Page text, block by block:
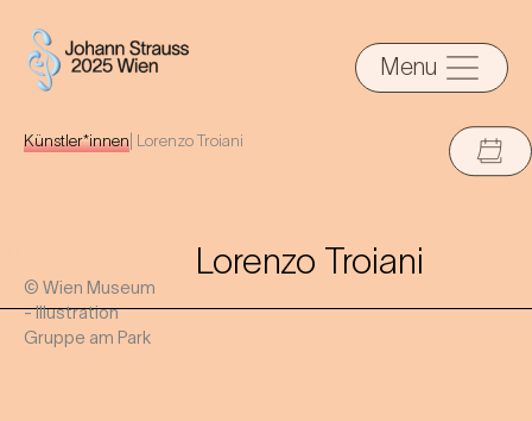
Menu
Künstler*innen Lorenzo Troiani
© Wien Museum
- Illustration
Gruppe am Park
Lorenzo Troiani